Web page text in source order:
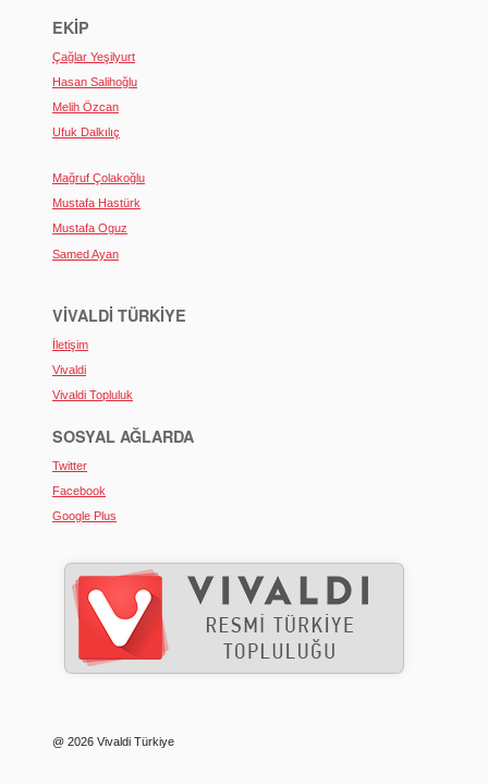
EKIP
Çağlar Yeşilyurt
Hasan Salihoğlu
Melih Özcan
Ufuk Dalkılıç
Mağruf Çolakoğlu
Mustafa Hastürk
Mustafa Oguz
Samed Ayan
VIVALDI TÜRKIYE
İletişim
Vivaldi
Vivaldi Topluluk
SOSYAL AĞLARDA
Twitter
Facebook
Google Plus
@ 2026 Vivaldi Türkiye